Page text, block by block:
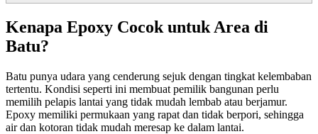
Kenapa Epoxy Cocok untuk Area di
Batu?
Batu punya udara yang cenderung sejuk dengan tingkat kelembaban
tertentu. Kondisi seperti ini membuat pemilik bangunan perlu
memilih pelapis lantai yang tidak mudah lembab atau berjamur.
Epoxy memiliki permukaan yang rapat dan tidak berpori, sehingga
air dan kotoran tidak mudah meresap ke dalam lantai.